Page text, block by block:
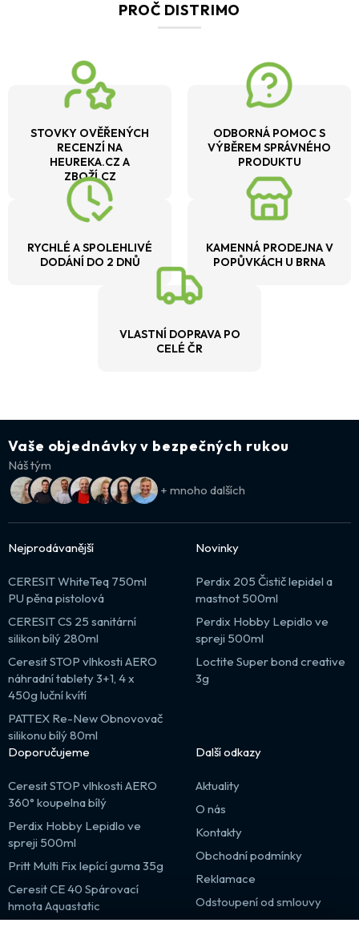
PROČ DISTRIMO
STOVKY OVĚŘENÝCH
RECENZÍ NA
HEUREKA.CZ A
ZBOŽÍ.CZ
ODBORNÁ POMOC S
VÝBĚREM SPRÁVNÉHO
PRODUKTU
RYCHLÉ A SPOLEHLIVÉ
DODÁNÍ DO 2 DNŮ
KAMENNÁ PRODEJNA V
POPŮVKÁCH U BRNA
VLASTNÍ DOPRAVA PO
CELÉ ČR
Vaše objednávky v bezpečných rukou
Náš tým
+ mnoho dalších
Nejprodávanější
CERESIT WhiteTeq 750ml
PU pěna pistolová
CERESIT CS 25 sanitární
silikon bílý 280ml
Ceresit STOP vlhkosti AERO
náhradní tablety 3+1, 4 x
450g luční kvítí
PATTEX Re-New Obnovovač
silikonu bílý 80ml
Novinky
Perdix 205 Čistič lepidel a
mastnot 500ml
Perdix Hobby Lepidlo ve
spreji 500ml
Loctite Super bond creative
3g
Doporučujeme
Ceresit STOP vlhkosti AERO
360° koupelna bílý
Perdix Hobby Lepidlo ve
spreji 500ml
Pritt Multi Fix lepící guma 35g
Ceresit CE 40 Spárovací
hmota Aquastatic
Další odkazy
Aktuality
O nás
Kontakty
Obchodní podmínky
Reklamace
Odstoupení od smlouvy
Výprodej